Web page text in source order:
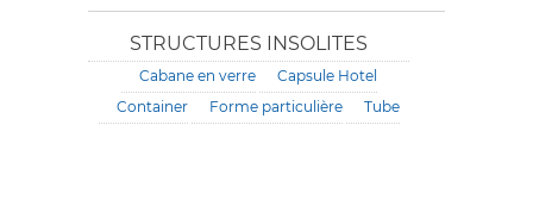
STRUCTURES INSOLITES
Cabane en verre
Capsule Hotel
Container
Forme particulière Tube